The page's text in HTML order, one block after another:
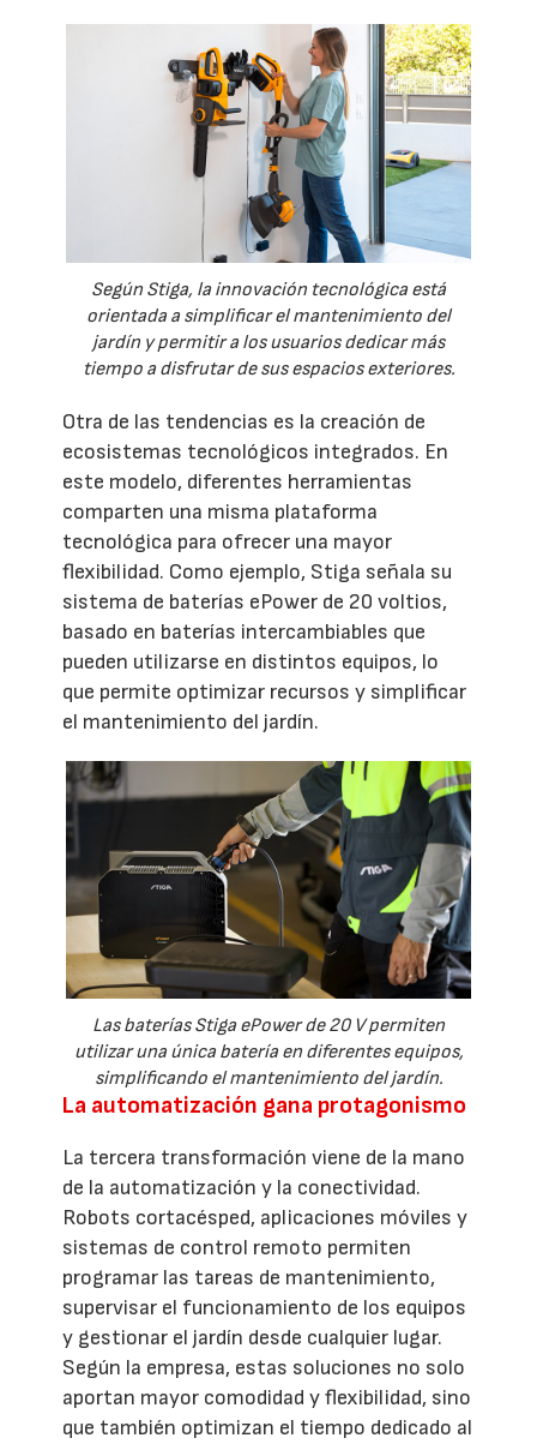
Según Stiga, la innovación tecnológica está
orientada a simplificar el mantenimiento del
jardín y permitir a los usuarios dedicar más
tiempo a disfrutar de sus espacios exteriores.
Otra de las tendencias es la creación de
ecosistemas tecnológicos integrados. En
este modelo, diferentes herramientas
comparten una misma plataforma
tecnológica para ofrecer una mayor
flexibilidad. Como ejemplo, Stiga señala su
sistema de baterías ePower de 20 voltios,
basado en baterías intercambiables que
pueden utilizarse en distintos equipos, lo
que permite optimizar recursos y simplificar
el mantenimiento del jardín.
Las baterías Stiga ePower de 20 V permiten
utilizar una única batería en diferentes equipos,
simplificando el mantenimiento del jardín.
La automatización gana protagonismo
La tercera transformación viene de la mano
de la automatización y la conectividad.
Robots cortacésped, aplicaciones móviles y
sistemas de control remoto permiten
programar las tareas de mantenimiento,
supervisar el funcionamiento de los equipos
y gestionar el jardín desde cualquier lugar.
Según la empresa, estas soluciones no solo
aportan mayor comodidad y flexibilidad, sino
que también optimizan el tiempo dedicado al